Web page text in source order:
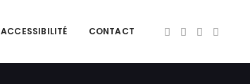
ACCESSIBILITÉ CONTACT